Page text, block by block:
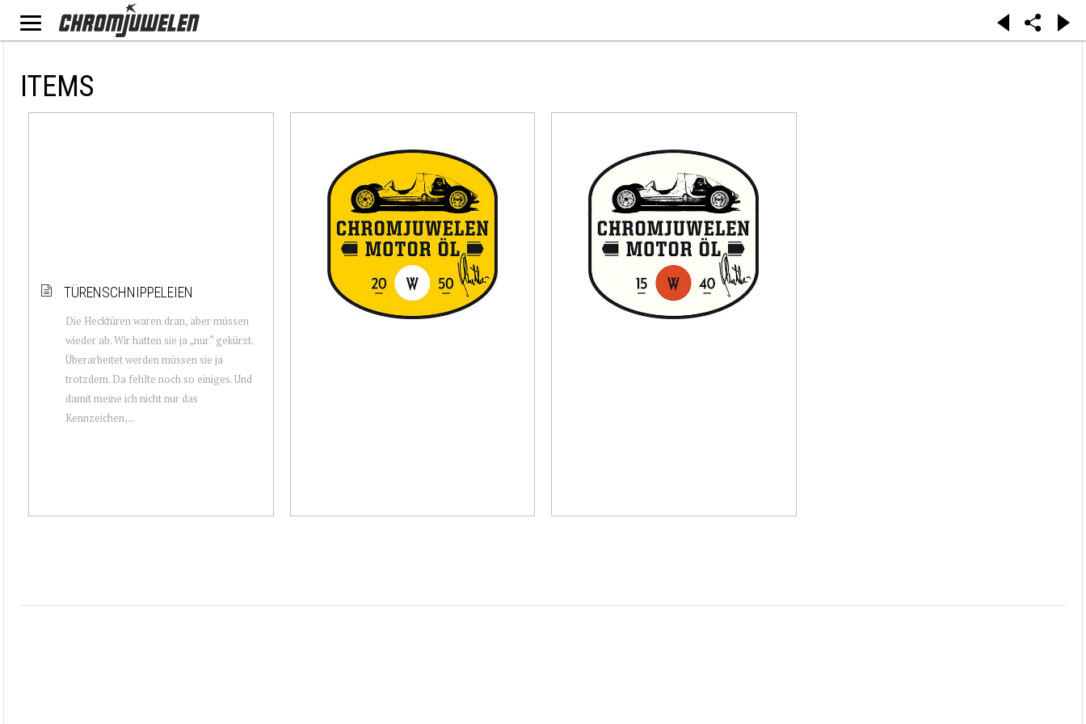
ITEMS
TÜRENSCHNIPPELEIEN
Die Hecktüren waren dran, aber müssen
wieder ab. Wir hatten sie ja „nur“ gekürzt.
Überarbeitet werden müssen sie ja
trotzdem. Da fehlte noch so einiges. Und
damit meine ich nicht nur das
Kennzeichen,...